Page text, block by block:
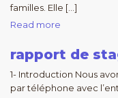
familles. Elle […]
Read more
rapport de
1- Introduction Nous
par téléphone avec